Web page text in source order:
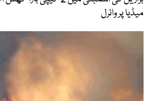
میڈیا پر وائرل